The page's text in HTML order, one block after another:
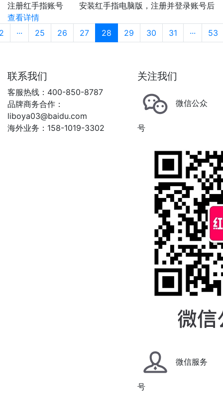
注册红手指账号 安装红手指电脑版，注册并登录账号后
查看详情
··· 25 26 27 28 29 30 31 ··· 53
联系我们
客服热线：400-850-8787
品牌商务合作：
liboya03@baidu.com
海外业务：158-1019-3302
关注我们
微信公众
号
微信服务
号